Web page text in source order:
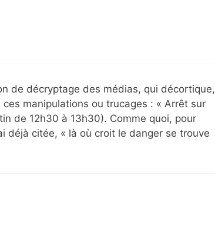
de décryptage des médias, qui décortique,
manipulations ou trucages : « Arrêt sur
de 12h30 à 13h30). Comme quoi, pour
déjà citée, « là où croit le danger se trouve